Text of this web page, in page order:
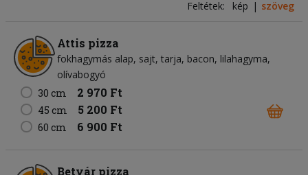
Feltétek: kép szöveg
Attis pizza
fokhagymás alap sajt tarja bacon lilahagyma
olívabogyó
30 cm
2 970 Ft
45 cm 5 200 Ft
60 cm 6 900 Ft
Betyár pizza